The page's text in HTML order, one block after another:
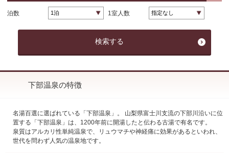
泊数 1室人数
下部温泉の特徴
名湯百選に選ばれている「下部温泉」。 山梨県富士川支流の下部川沿いに位
置する「下部温泉」は、1200年前に開湯したと伝わる古湯で有名です。
泉質はアルカリ性単純温泉で、リュウマチや神経痛に効果があるといわれ、
世代を問わず人気の温泉地です。